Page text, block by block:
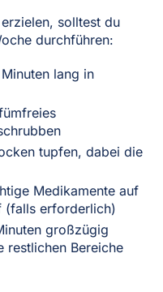
solltest du
durchführen:
lang in
tupfen, dabei die
Medikamente auf
(falls erforderlich)
großzügig
restlichen Bereiche